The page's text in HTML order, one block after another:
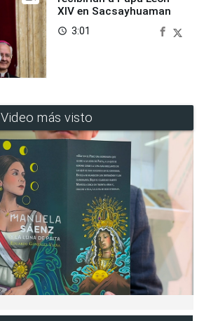
XIV en Sacsayhuaman
access_time 3:01
Video más visto